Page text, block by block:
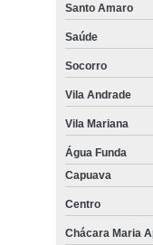
Santo Amaro
Saúde
Socorro
Vila Andrade
Vila Mariana
Água Funda
Capuava
Centro
Chácara Maria